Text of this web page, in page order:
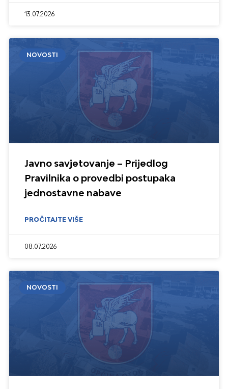
13.07.2026
NOVOSTI
Javno savjetovanje – Prijedlog
Pravilnika o provedbi postupaka
jednostavne nabave
PROČITAJTE VIŠE
08.07.2026
NOVOSTI